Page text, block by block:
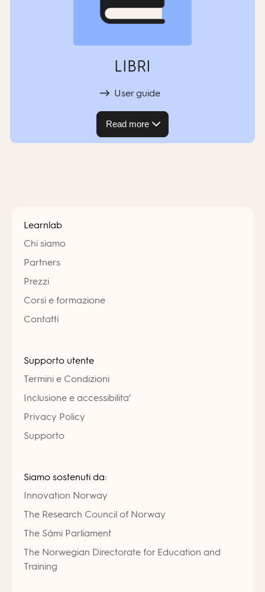
LIBRI
User guide
Read more
Learnlab
Chi siamo
Partners
Prezzi
Corsi e formazione
Contatti
Supporto utente
Termini e Condizioni
Inclusione e accessibilita’
Privacy Policy
Supporto
Siamo sostenuti da:
Innovation Norway
The Research Council of Norway
The Sámi Parliament
The Norwegian Directorate for Education and
Training